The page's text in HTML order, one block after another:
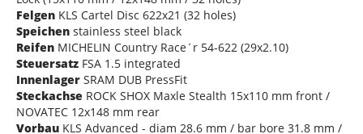
Felgen KLS Cartel Disc 622x21 (32 holes)
Speichen stainless steel black
Reifen MICHELIN Country Race´r 54-622 (29x2.10)
Steuersatz FSA 1.5 integrated
Innenlager SRAM DUB PressFit
Steckachse ROCK SHOX Maxle Stealth 15x110 mm front /
NOVATEC 12x148 mm rear
Vorbau KLS Advanced - diam 28.6 mm / bar bore 31.8 mm /